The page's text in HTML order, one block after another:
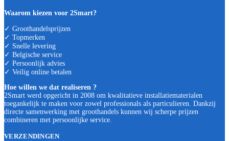
Waarom kiezen voor 2Smart?
✓ Groothandelsprijzen
✓ Topmerken
✓ Snelle levering
✓ Belgische service
✓ Persoonlijk advies
✓ Veilig online betalen
Hoe willen we dat realiseren ?
2Smart werd opgericht in 2008 om kwalitatieve installatiematerialen
toegankelijk te maken voor zowel professionals als particulieren. Dankzij
directe samenwerking met groothandels kunnen wij scherpe prijzen
combineren met persoonlijke service.
VERZENDINGEN